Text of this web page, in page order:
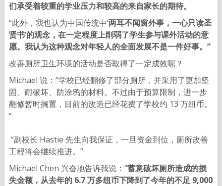
们承受着较重的学业压力和较高的来自家长的期待。
“此外，我也认为中国传统中‘两耳不闻窗外事，一心只读圣
贤书’的观念，在一定程度上削弱了学生参与课外活动的意
愿。我认为这种观念对年轻人的全面发展不是一件好事。”
改善厕所卫生环境的活动是否取得了一定成效呢？
Michael 说：“学校已经翻修了部分厕所，并采用了更加坚
固、耐破坏、防涂鸦的材料。不过由于预算限制，进一步
翻修暂时搁置，目前的改造已经花费了学校约 13 万纽币。
“
“副校长 Hastie 先生向我保证，一旦资金到位，厕所改善
工程将会继续推进。”
Michael Chen 兴奋地告诉我说：“蓄意破坏厕所造成的损
失金额，从去年的 6.7 万多纽币下降到了今年的不足 9,000